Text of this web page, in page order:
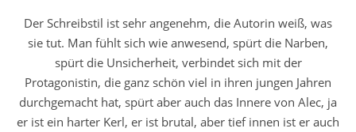
Der Schreibstil ist sehr angenehm, die Autorin weiß, was
sie tut. Man fühlt sich wie anwesend, spürt die Narben,
spürt die Unsicherheit, verbindet sich mit der
Protagonistin, die ganz schön viel in ihren jungen Jahren
durchgemacht hat, spürt aber auch das Innere von Alec, ja
er ist ein harter Kerl, er ist brutal, aber tief innen ist er auch